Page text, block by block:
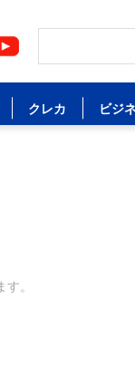
クレカ ビジ
す。